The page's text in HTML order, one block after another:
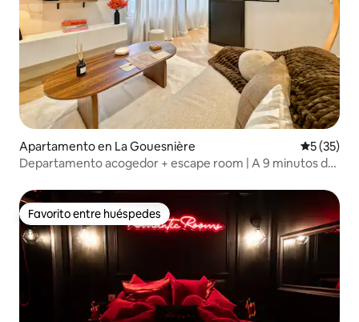
Apartamento en La Gouesnière
5 (35)
Departamento acogedor + escape room | A 9 minutos de
Favorito entre huéspedes
Favorito entre huéspedes